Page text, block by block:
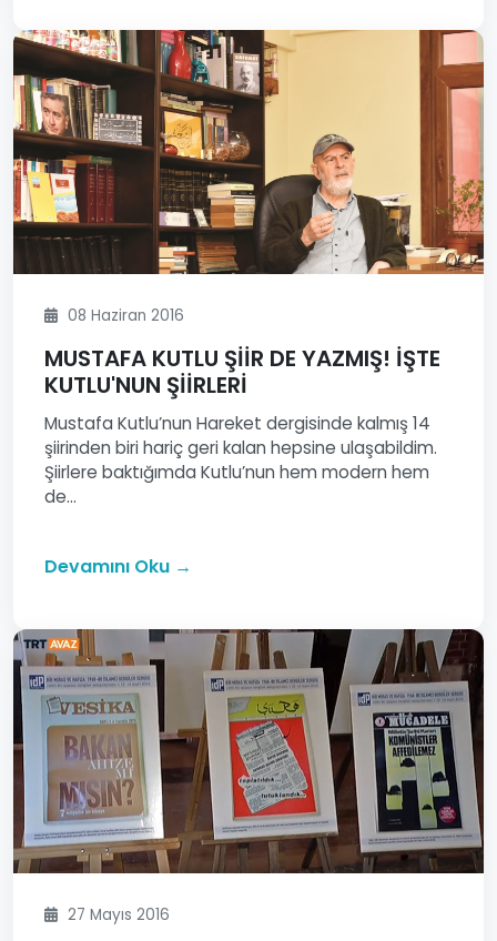
08 Haziran 2016
MUSTAFA KUTLU ŞİİR DE YAZMIŞ! İŞTE
KUTLU'NUN ŞİİRLERİ
Mustafa Kutlu’nun Hareket dergisinde kalmış 14
şiirinden biri hariç geri kalan hepsine ulaşabildim.
Şiirlere baktığımda Kutlu’nun hem modern hem
de...
Devamını Oku →
27 Mayıs 2016